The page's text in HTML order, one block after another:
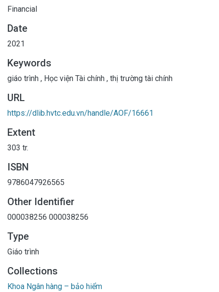
Financial
Date
2021
Keywords
giáo trình , Học viện Tài chính , thị trường tài chính
URL
https://dlib.hvtc.edu.vn/handle/AOF/16661
Extent
303 tr.
ISBN
9786047926565
Other Identifier
000038256 000038256
Type
Giáo trình
Collections
Khoa Ngân hàng – bảo hiểm